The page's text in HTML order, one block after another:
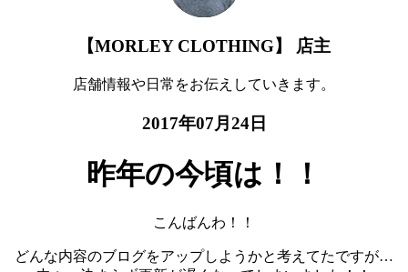
【MORLEY CLOTHING】 店主
店舗情報や日常をお伝えしていきます。
2017年07月24日
昨年の今頃は！！
こんばんわ！！
どんな内容のブログをアップしようかと考えてたですが…